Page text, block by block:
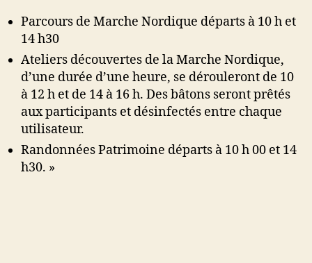
Parcours de Marche Nordique départs à 10 h et
14 h30
Ateliers découvertes de la Marche Nordique,
d’une durée d’une heure, se dérouleront de 10
à 12 h et de 14 à 16 h. Des bâtons seront prêtés
aux participants et désinfectés entre chaque
utilisateur.
Randonnées Patrimoine départs à 10 h 00 et 14
h30. »